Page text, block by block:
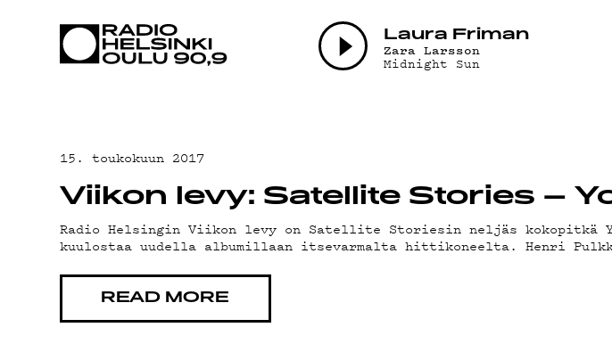
Laura Friman
Zara Larsson
Midnight Sun
AJANKOHTAISTA
TEKIJÄT
ON-DEMAND
PODCAST
15. toukokuun 2017
Viikon levy: Satellite Stories –
Radio Helsingin Viikon levy on Satellite Storiesin neljäs kokopitkä
kuulostaa uudella albumillaan itsevarmalta hittikoneelta. Henri
READ MORE